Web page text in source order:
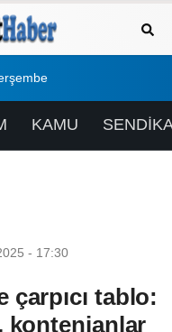
KAMU
- 17:30
tablo:
kontenjanlar